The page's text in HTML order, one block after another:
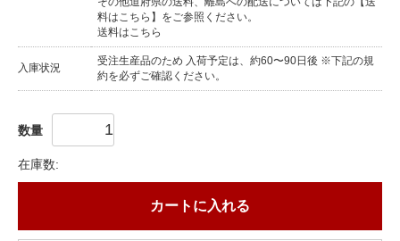
料はこちら】をご参照ください。
送料はこちら
入庫状況
受注生産品のため 入荷予定は、約60〜90日後 ※下記の規
約を必ずご確認ください。
数量
在庫数:
カートに入れる